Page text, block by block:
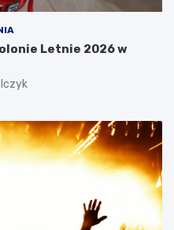
Letnie 2026 w